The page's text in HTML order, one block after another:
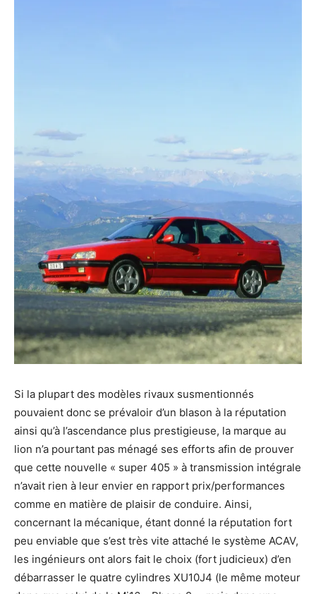
Si la plupart des modèles rivaux susmentionnés
pouvaient donc se prévaloir d’un blason à la réputation
ainsi qu’à l’ascendance plus prestigieuse, la marque au
lion n’a pourtant pas ménagé ses efforts afin de prouver
que cette nouvelle « super 405 » à transmission intégrale
n’avait rien à leur envier en rapport prix/performances
comme en matière de plaisir de conduire. Ainsi,
concernant la mécanique, étant donné la réputation fort
peu enviable que s’est très vite attaché le système ACAV,
les ingénieurs ont alors fait le choix (fort judicieux) d’en
débarrasser le quatre cylindres XU10J4 (le même moteur